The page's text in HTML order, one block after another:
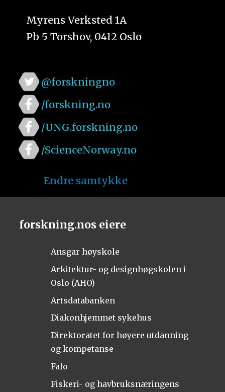
Myrens Verksted 1A
Pb 5 Torshov, 0412 Oslo
@forskningno
/forskning.no
/UNG.forskning.no
/ScienceNorway.no
Endre samtykke
forskning.nos eiere
Ansgar høyskole
Arkitektur- og designhøgskolen i
Oslo (AHO)
Artsdatabanken
Diakonhjemmet sykehus
Direktoratet for høyere utdanning
og kompetanse
Fafo
Fiskeri- og havbruksnæringens